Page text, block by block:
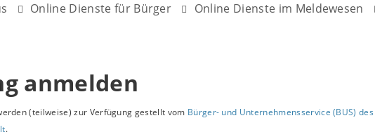
Online Dienste für Bürger Online Dienste im Meldewesen
anmelden
(teilweise) zur Verfügung gestellt vom Bürger- und Unternehmensservice (BUS) des
.